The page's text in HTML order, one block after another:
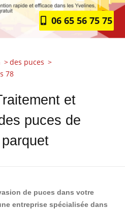
06 65 56 75 75
des puces
78
et
puces de
de puces dans votre
entreprise spécialisée dans